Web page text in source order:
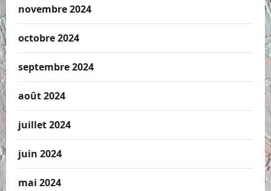
novembre 2024
octobre 2024
septembre 2024
août 2024
juillet 2024
juin 2024
mai 2024